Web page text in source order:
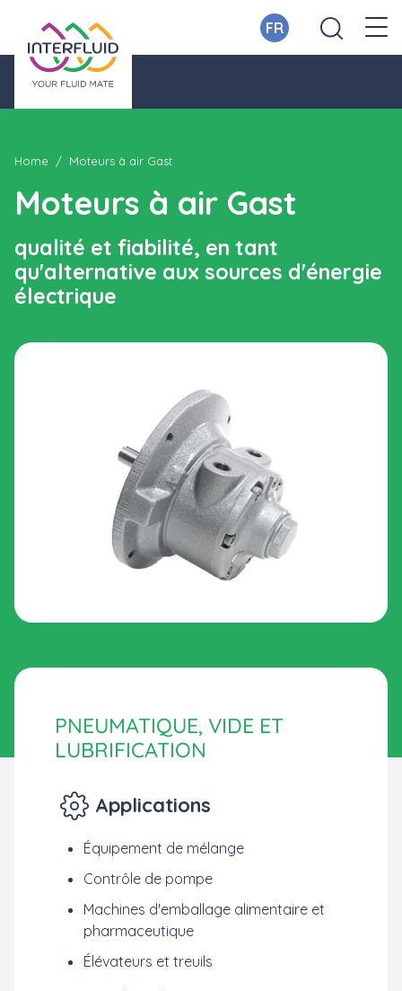
FR
Home Moteurs à air Gast
Moteurs à air Gast
qualité et fiabilité, en tant
qu'alternative aux sources d'énergie
électrique
PNEUMATIQUE, VIDE ET
LUBRIFICATION
Applications
Équipement de mélange
Contrôle de pompe
Machines d'emballage alimentaire et
pharmaceutique
Élévateurs et treuils